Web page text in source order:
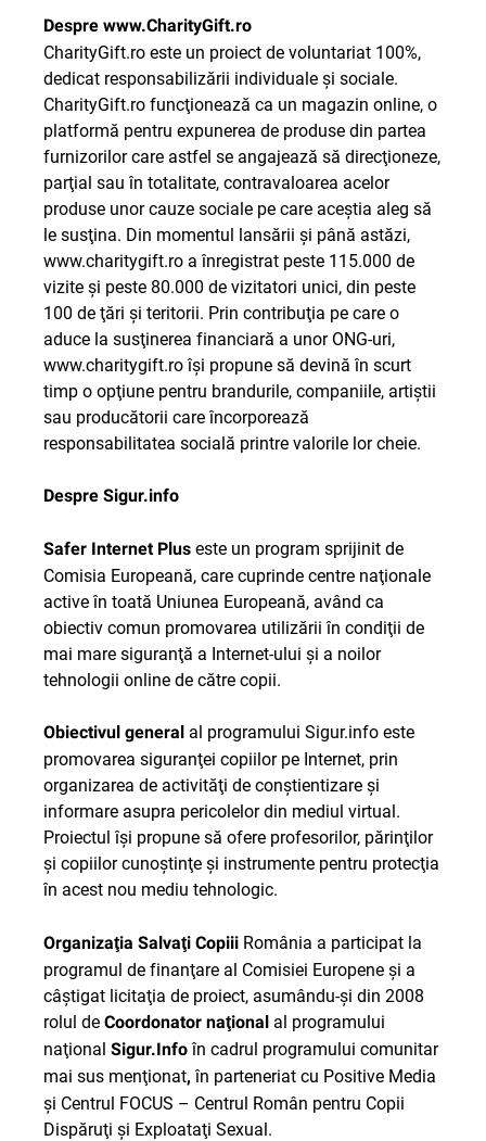
Despre www.CharityGift.ro
CharityGift.ro este un proiect de voluntariat 100%,
dedicat responsabilizării individuale şi sociale.
CharityGift.ro funcţionează ca un magazin online, o
platformă pentru expunerea de produse din partea
furnizorilor care astfel se angajează să direcţioneze,
parţial sau în totalitate, contravaloarea acelor
produse unor cauze sociale pe care aceştia aleg să
le susţina. Din momentul lansării şi până astăzi,
www.charitygift.ro a înregistrat peste 115.000 de
vizite şi peste 80.000 de vizitatori unici, din peste
100 de ţări şi teritorii. Prin contribuţia pe care o
aduce la susţinerea financiară a unor ONG-uri,
www.charitygift.roîşi propune să devină în scurt
timp o opţiune pentru brandurile, companiile, artiştii
sau producătorii care încorporează
responsabilitatea socială printre valorile lor cheie.
Despre Sigur.info
Safer Internet Plus este un program sprijinit de
Comisia Europeană, care cuprinde centre naţionale
active în toată Uniunea Europeană, având ca
obiectiv comun promovarea utilizării în condiţii de
mai mare siguranţă a Internet-ului şi a noilor
tehnologii online de către copii.
Obiectivul general al programului Sigur.info este
promovarea siguranţei copiilor pe Internet, prin
organizarea de activităţi de conştientizare şi
informare asupra pericolelor din mediul virtual.
Proiectul îşi propune să ofere profesorilor, părinţilor
şi copiilor cunoştinţe şi instrumente pentru protecţia
în acest nou mediu tehnologic.
Organizaţia Salvaţi Copiii România a participat la
programul de finanţare al Comisiei Europene şi a
câştigat licitaţia de proiect, asumându-şi din 2008
rolul de Coordonator naţional al programului
naţional Sigur.Infoîn cadrul programului comunitar
mai sus menţionat,în parteneriat cu Positive Media
şi Centrul FOCUS – Centrul Român pentru Copii
Dispăruţi şi Exploataţi Sexual.